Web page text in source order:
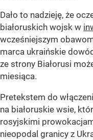
Dało to nadzieję, że
białoruskich wojsk w
wcześniejszym
marca ukraińskie
ze strony Białorusi
miesiąca.
Pretekstem do
na białoruskie wsie,
rosyjskimi
nieopodal granicy z